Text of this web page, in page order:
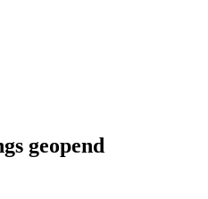
geopend